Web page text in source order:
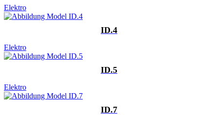
Elektro
ID.4
Elektro
ID.5
Elektro
ID.7